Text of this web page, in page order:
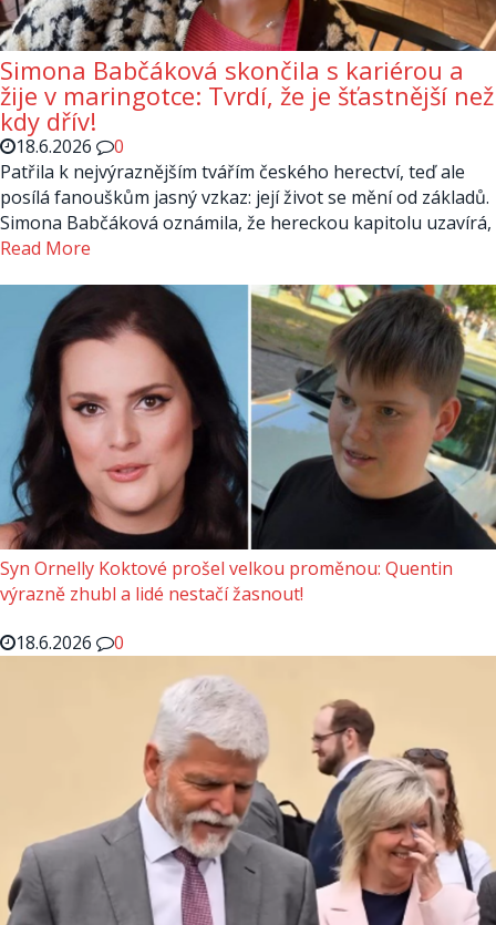
Simona Babčáková skončila s kariérou a
žije v maringotce: Tvrdí, že je šťastnější než
kdy dřív!
18.6.2026
0
Patřila k nejvýraznějším tvářím českého herectví, teď ale
posílá fanouškům jasný vzkaz: její život se mění od základů.
Simona Babčáková oznámila, že hereckou kapitolu uzavírá,
Read More
Syn Ornelly Koktové prošel velkou proměnou: Quentin
výrazně zhubl a lidé nestačí žasnout!
18.6.2026
0